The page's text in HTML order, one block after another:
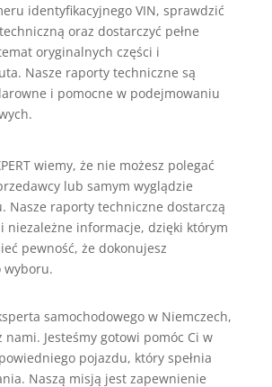
identyfikacyjnego VIN, sprawdzić
oraz dostarczyć pełne
oryginalnych części i
Nasze raporty techniczne są
i pomocne w podejmowaniu
wiemy, że nie możesz polegać
lub samym wyglądzie
Nasze raporty techniczne dostarczą
niezależne informacje, dzięki którym
pewność, że dokonujesz
wyboru.
samochodowego w Niemczech,
Jesteśmy gotowi pomóc Ci w
pojazdu, który spełnia
Naszą misją jest zapewnienie